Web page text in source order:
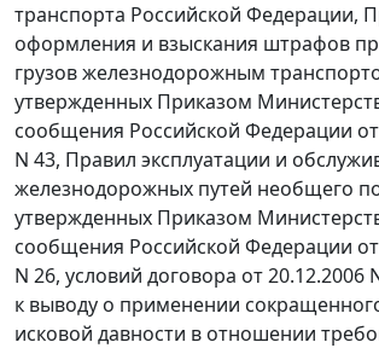
транспорта Российской Федерации,
оформления и взыскания штрафов
грузов железнодорожным
утвержденных Приказом
сообщения Российской Федерации
N 43, Правил эксплуатации и
железнодорожных путей необщего
утвержденных Приказом
сообщения Российской Федерации
N 26, условий договора от 20.12.2006
к выводу о применении
исковой давности в отношении